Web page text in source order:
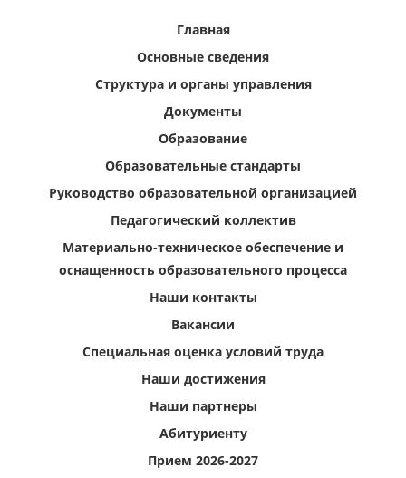
Главная
Основные сведения
Структура и органы управления
Документы
Образование
Образовательные стандарты
Руководство образовательной организацией
Педагогический коллектив
Материально-техническое обеспечение и
оснащенность образовательного процесса
Наши контакты
Вакансии
Специальная оценка условий труда
Наши достижения
Наши партнеры
Абитуриенту
Прием 2026-2027